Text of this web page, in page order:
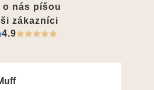
o nás píšou
zákazníci
4.9